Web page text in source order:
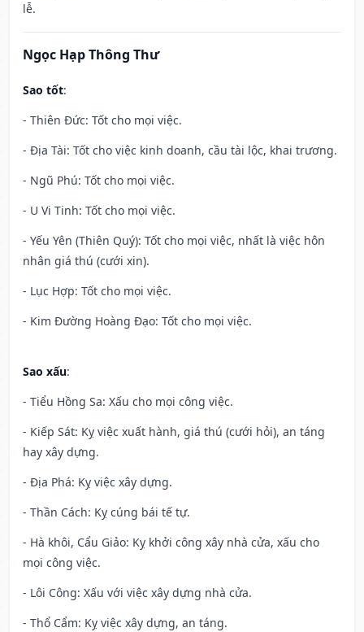
lễ.
Ngọc Hạp Thông Thư
Sao tốt:
- Thiên Đức: Tốt cho mọi việc.
- Địa Tài: Tốt cho việc kinh doanh, cầu tài lộc, khai trương.
- Ngũ Phú: Tốt cho mọi việc.
- U Vi Tinh: Tốt cho mọi việc.
- Yếu Yên (Thiên Quý): Tốt cho mọi việc, nhất là việc hôn
nhân giá thú (cưới xin).
- Lục Hợp: Tốt cho mọi việc.
- Kim Đường Hoàng Đạo: Tốt cho mọi việc.
Sao xấu:
- Tiểu Hồng Sa: Xấu cho mọi công việc.
- Kiếp Sát: Kỵ việc xuất hành, giá thú (cưới hỏi), an táng
hay xây dựng.
- Địa Phá: Kỵ việc xây dựng.
- Thần Cách: Kỵ cúng bái tế tự.
- Hà khôi, Cẩu Giảo: Kỵ khởi công xây nhà cửa, xấu cho
mọi công việc.
- Lôi Công: Xấu với việc xây dựng nhà cửa.
- Thổ Cẩm: Kỵ việc xây dựng, an táng.